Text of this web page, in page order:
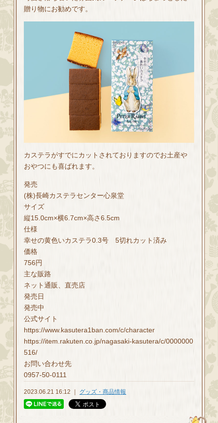
贈り物にお勧めです。
カステラがすでにカットされておりますのでお土産や
おやつにも喜ばれます。
発売
(株)長崎カステラセンター心泉堂
サイズ
縦15.0cm×横6.7cm×高さ6.5cm
仕様
幸せの黄色いカステラ0.3号 5切れカット済み
価格
756円
主な販路
ネット通販、直売店
発売日
発売中
公式サイト
https://www.kasutera1ban.com/c/character
https://item.rakuten.co.jp/nagasaki-kasutera/c/0000000
516/
お問い合わせ先
0957-50-0111
2023.06.21 16:12 ｜ グッズ・商品情報